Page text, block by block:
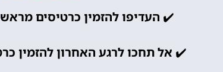
✔️ העדיפו להזמין כרטיסים
✔️ אל תחכו לרגע האחרון להזמין